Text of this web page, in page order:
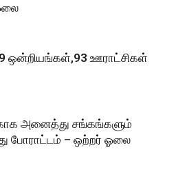
9 ஒன்றியங்கள்,93 ஊராட்சிகள்
அனைத்து சங்கங்களும்
போராட்டம் – ஒற்றர் ஓலை